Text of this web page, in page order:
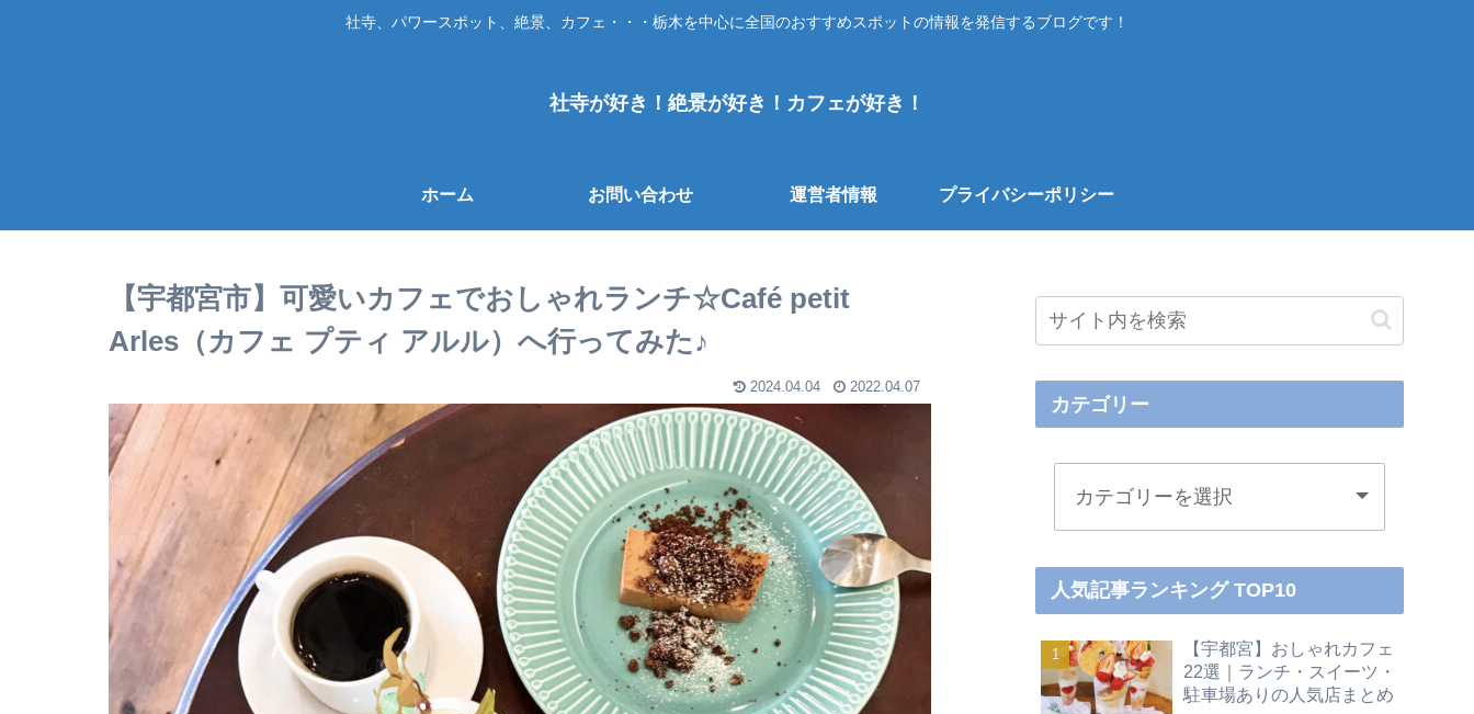
社寺、パワースポット、絶景、カフェ・・・栃木を中心に全国のおすすめスポットの情報を発信するブログです！
社寺が好き！絶景が好き！カフェが好き！
ホーム お問い合わせ 運営者情報 プライバシーポリシー
【宇都宮市】可愛いカフェでおしゃれランチ☆Café petit
Arles（カフェ プティ アルル）へ行ってみた♪
2024.04.04 2022.04.07
カテゴリー
人気記事ランキング TOP10
【宇都宮】おしゃれカフェ
22選｜ランチ・スイーツ・
駐車場ありの人気店まとめ